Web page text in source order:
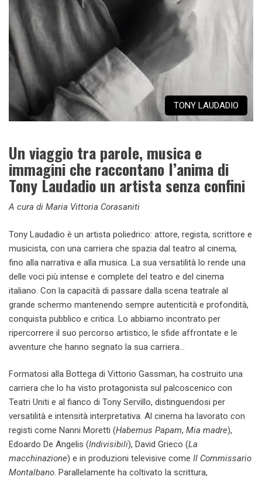
TONY LAUDADIO
Un viaggio tra parole, musica e
immagini che raccontano l’anima di
Tony Laudadio un artista senza confini
A cura di Maria Vittoria Corasaniti
Tony Laudadio è un artista poliedrico: attore, regista, scrittore e
musicista, con una carriera che spazia dal teatro al cinema,
fino alla narrativa e alla musica. La sua versatilità lo rende una
delle voci più intense e complete del teatro e del cinema
italiano. Con la capacità di passare dalla scena teatrale al
grande schermo mantenendo sempre autenticità e profondità,
conquista pubblico e critica. Lo abbiamo incontrato per
ripercorrere il suo percorso artistico, le sfide affrontate e le
avventure che hanno segnato la sua carriera…
Formatosi alla Bottega di Vittorio Gassman, ha costruito una
carriera che lo ha visto protagonista sul palcoscenico con
Teatri Uniti e al fianco di Tony Servillo, distinguendosi per
versatilità e intensità interpretativa. Al cinema ha lavorato con
registi come Nanni Moretti (Habemus Papam, Mia madre),
Edoardo De Angelis (Indivisibili), David Grieco (La
macchinazione) e in produzioni televisive come Il Commissario
Montalbano. Parallelamente ha coltivato la scrittura,